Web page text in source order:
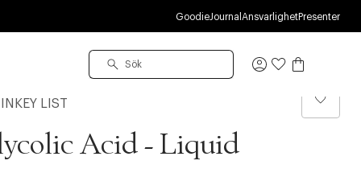
GoodieJournal AnsvarlighetPresenter
Logga
LIST
Acid - Liquid